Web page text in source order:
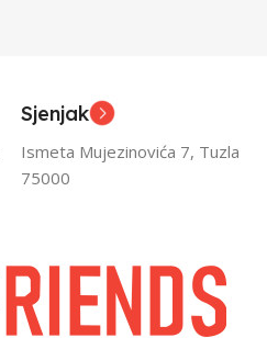
FILTRIRAJ PO TEŽINI
Sjenjak
Ismeta Mujezinovića 7, Tuzla
75000